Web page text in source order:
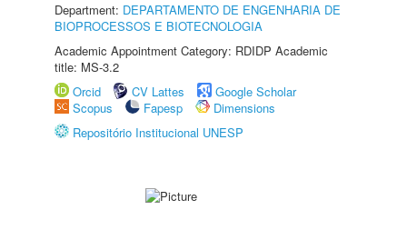
Department: DEPARTAMENTO DE ENGENHARIA DE
BIOPROCESSOS E BIOTECNOLOGIA
Academic Appointment Category: RDIDP Academic
title: MS-3.2
Orcid
CV Lattes
Google Scholar
Scopus
Fapesp
Dimensions
Repositório Institucional UNESP